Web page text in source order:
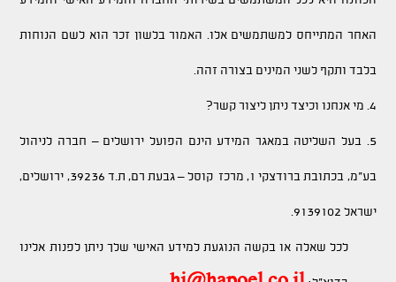
האחר המתייחס למשתמשים אלו. האמור בלשון זכר הוא לשם הנוחות
בלבד ותקף לשני המינים בצורה זהה.
4. מי אנחנו וכיצד ניתן ליצור קשר?
5. בעל השליטה במאגר המידע הינם הפועל ירושלים – חברה לניהול
בע"מ, בכתובת ברודצקי 1, מרכז קוסל – גבעת רם, ת.ד 39236, ירושלים,
ישראל 9139102.
לכל שאלה או בקשה הנוגעת למידע האישי שלך ניתן לפנות אלינו